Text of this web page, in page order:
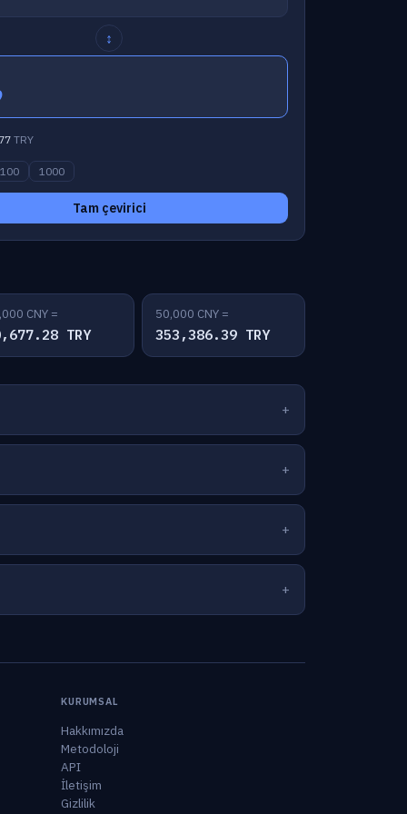
↕
TRY
100 1000
Tam çevirici
CNY =
TRY
50,000 CNY =
353,386.39 TRY
KURUMSAL
Hakkımızda
Metodoloji
API
İletişim
Gizlilik